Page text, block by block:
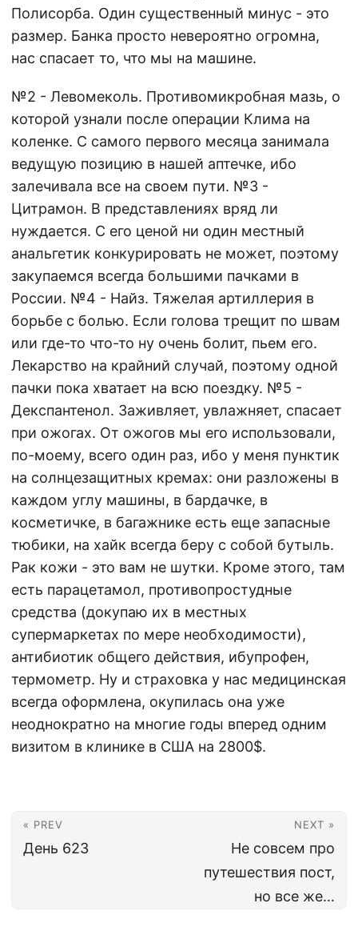
Полисорба. Один существенный минус - это
размер. Банка просто невероятно огромна,
нас спасает то, что мы на машине.
№2 - Левомеколь. Противомикробная мазь, о
которой узнали после операции Клима на
коленке. С самого первого месяца занимала
ведущую позицию в нашей аптечке, ибо
залечивала все на своем пути. №3 -
Цитрамон. В представлениях вряд ли
нуждается. С его ценой ни один местный
анальгетик конкурировать не может, поэтому
закупаемся всегда большими пачками в
России. №4 - Найз. Тяжелая артиллерия в
борьбе с болью. Если голова трещит по швам
или где-то что-то ну очень болит, пьем его.
Лекарство на крайний случай, поэтому одной
пачки пока хватает на всю поездку. №5 -
Декспантенол. Заживляет, увлажняет, спасает
при ожогах. От ожогов мы его использовали,
по-моему, всего один раз, ибо у меня пунктик
на солнцезащитных кремах: они разложены в
каждом углу машины, в бардачке, в
косметичке, в багажнике есть еще запасные
тюбики, на хайк всегда беру с собой бутыль.
Рак кожи - это вам не шутки. Кроме этого, там
есть парацетамол, противопростудные
средства (докупаю их в местных
супермаркетах по мере необходимости),
антибиотик общего действия, ибупрофен,
термометр. Ну и страховка у нас медицинская
всегда оформлена, окупилась она уже
неоднократно на многие годы вперед одним
визитом в клинике в США на 2800$.
« PREV
День 623
NEXT »
Не совсем про
путешествия пост,
но все же…